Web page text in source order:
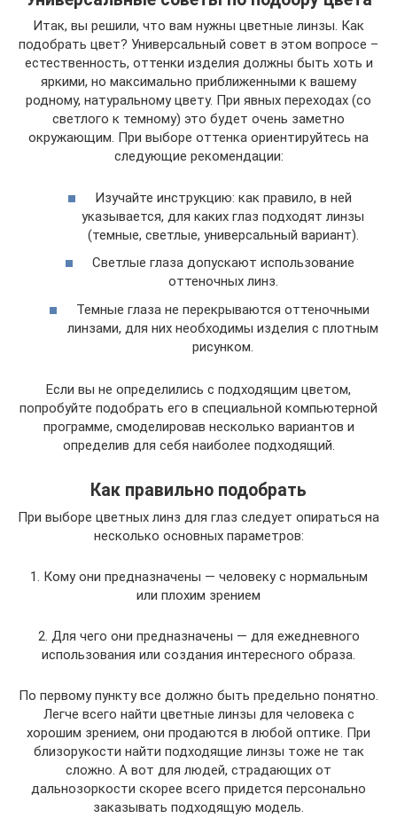
Итак, вы решили, что вам нужны цветные линзы. Как
подобрать цвет? Универсальный совет в этом вопросе –
естественность, оттенки изделия должны быть хоть и
яркими, но максимально приближенными к вашему
родному, натуральному цвету. При явных переходах (со
светлого к темному) это будет очень заметно
окружающим. При выборе оттенка ориентируйтесь на
следующие рекомендации:
Изучайте инструкцию: как правило, в ней
указывается, для каких глаз подходят линзы
(темные, светлые, универсальный вариант).
Светлые глаза допускают использование
оттеночных линз.
Темные глаза не перекрываются оттеночными
линзами, для них необходимы изделия с плотным
рисунком.
Если вы не определились с подходящим цветом,
попробуйте подобрать его в специальной компьютерной
программе, смоделировав несколько вариантов и
определив для себя наиболее подходящий.
Как правильно подобрать
При выборе цветных линз для глаз следует опираться на
несколько основных параметров:
1. Кому они предназначены — человеку с нормальным
или плохим зрением
2. Для чего они предназначены — для ежедневного
использования или создания интересного образа.
По первому пункту все должно быть предельно понятно.
Легче всего найти цветные линзы для человека с
хорошим зрением, они продаются в любой оптике. При
близорукости найти подходящие линзы тоже не так
сложно. А вот для людей, страдающих от
дальнозоркости скорее всего придется персонально
заказывать подходящую модель.